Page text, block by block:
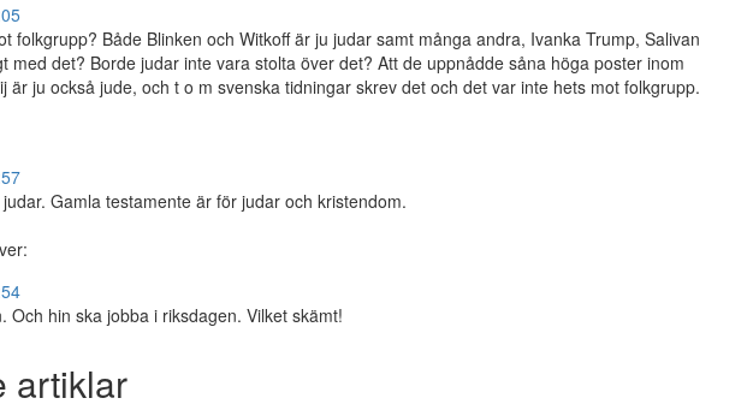
folkgrupp? Både Blinken och Witkoff är ju judar samt många andra, Ivanka Trump, Salivan
med det? Borde judar inte vara stolta över det? Att de uppnådde såna höga poster inom
är ju också jude, och t o m svenska tidningar skrev det och det var inte hets mot folkgrupp.
Gamla testamente är för judar och kristendom.
Och hin ska jobba i riksdagen. Vilket skämt!
artiklar